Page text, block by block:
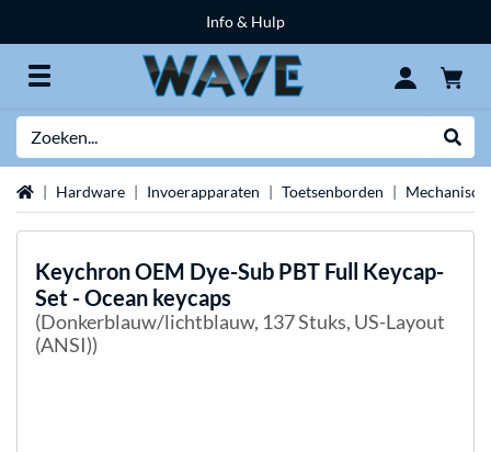
Info & Hulp
Home Hardware Invoerapparaten Toetsenborden
KeychronOEM Dye-Sub PBT Full Keycap-
Set - Ocean keycaps
(Donkerblauw/lichtblauw, 137 Stuks, US-Layout
(ANSI))